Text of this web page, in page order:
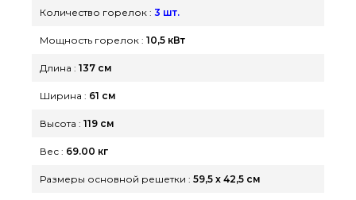
консультантам на любой номер 0(800) 337-275 и
Количество горелок : 3 шт.
Мощность горелок : 10,5 кВт
Длина : 137 см
Ширина : 61 см
Высота : 119 см
Вес : 69.00 кг
Размеры основной решетки : 59,5 x 42,5 см